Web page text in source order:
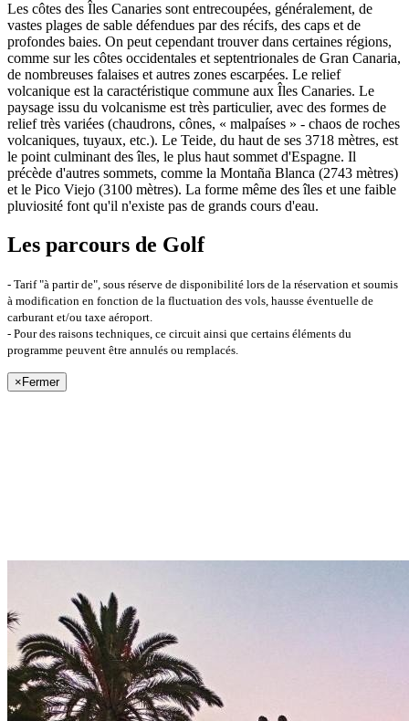
Les côtes des Îles Canaries sont entrecoupées, généralement, de
vastes plages de sable défendues par des récifs, des caps et de
profondes baies. On peut cependant trouver dans certaines régions,
comme sur les côtes occidentales et septentrionales de Gran Canaria,
de nombreuses falaises et autres zones escarpées. Le relief
volcanique est la caractéristique commune aux Îles Canaries. Le
paysage issu du volcanisme est très particulier, avec des formes de
relief très variées (chaudrons, cônes, « malpaíses » - chaos de roches
volcaniques, tuyaux, etc.). Le Teide, du haut de ses 3718 mètres, est
le point culminant des îles, le plus haut sommet d'Espagne. Il
précède d'autres sommets, comme la Montaña Blanca (2743 mètres)
et le Pico Viejo (3100 mètres). La forme même des îles et une faible
pluviosité font qu'il n'existe pas de grands cours d'eau.
Les parcours de Golf
- Tarif "à partir de", sous réserve de disponibilité lors de la réservation et soumis
à modification en fonction de la fluctuation des vols, hausse éventuelle de
carburant et/ou taxe aéroport.
- Pour des raisons techniques, ce circuit ainsi que certains éléments du
programme peuvent être annulés ou remplacés.
× Fermer